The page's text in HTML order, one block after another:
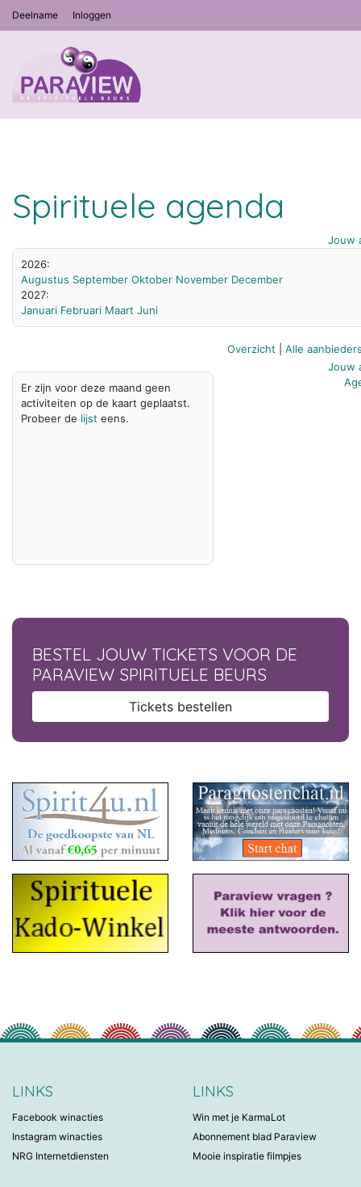
Deelname Inloggen
Spirituele agenda
Jouw
2026:
Augustus September Oktober November December
2027:
Januari Februari Maart Juni
Overzicht Alle
Er zijn voor deze maand geen
activiteiten op de kaart geplaatst.
Probeer de lijst eens.
Jouw
BESTEL JOUW TICKETS VOOR DE
PARAVIEW SPIRITUELE BEURS
Tickets bestellen
LINKS
Facebook winacties
Instagram winacties
NRG Internetdiensten
LINKS
Win met je KarmaLot
Abonnement blad Paraview
Mooie inspiratie filmpjes